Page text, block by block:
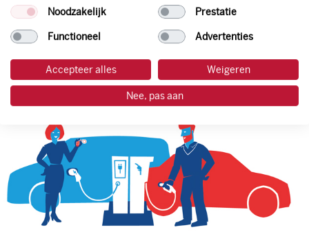
Noodzakelijk Prestatie
Functioneel Advertenties
Accepteer alles Weigeren
Nee, pas aan